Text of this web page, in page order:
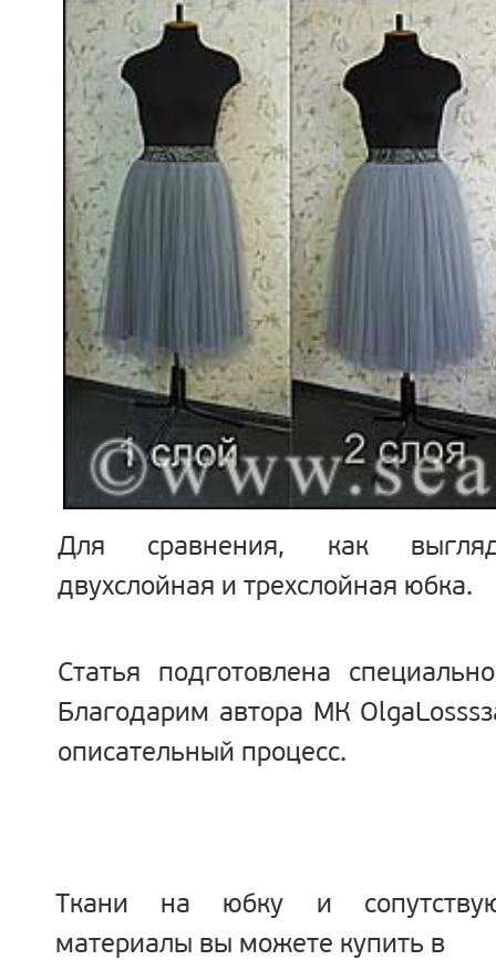
Для сравнения, как
двухслойная и трехслойная юбка.
Статья подготовлена
Благодарим автора МК OlgaLosss
описательный процесс.
Ткани на юбку и
материалы вы можете купить в